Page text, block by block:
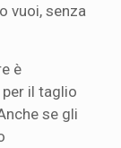
vuoi, senza
è
per il taglio
se gli